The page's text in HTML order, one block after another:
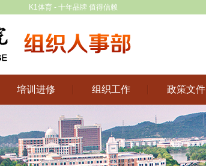
K1体育 - 十年品牌 值得信赖
培训进修 组织工作 政策文件